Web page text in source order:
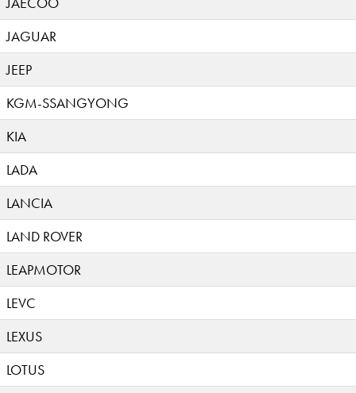
JAGUAR
JEEP
KGM-SSANGYONG
KIA
LADA
LANCIA
LAND ROVER
LEAPMOTOR
LEVC
LEXUS
LOTUS